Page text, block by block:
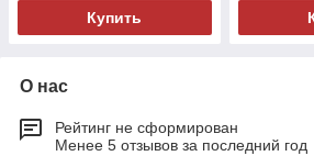
Купить
О нас
Рейтинг не сформирован
Менее 5 отзывов за последний год